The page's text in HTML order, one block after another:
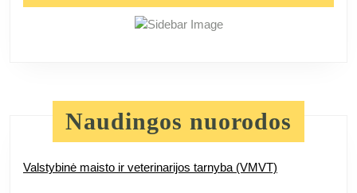
Naudingos nuorodos
Valstybinė maisto ir veterinarijos tarnyba (VMVT)